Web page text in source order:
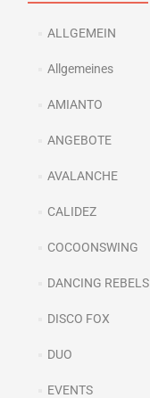
ALLGEMEIN
Allgemeines
AMIANTO
ANGEBOTE
AVALANCHE
CALIDEZ
COCOONSWING
DANCING REBELS
DISCO FOX
DUO
EVENTS